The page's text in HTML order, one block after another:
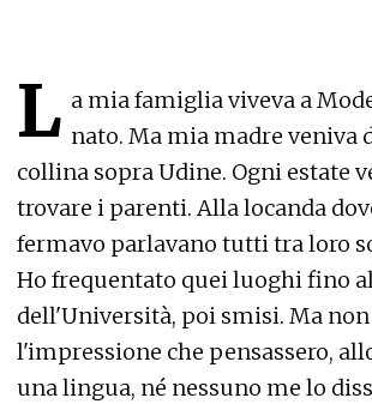
L a mia famiglia viveva a
nato. Ma mia madre veniva
collina sopra Udine. Ogni estate
trovare i parenti. Alla locanda
fermavo parlavano tutti tra loro
Ho frequentato quei luoghi fino
dell'Università, poi smisi. Ma
l'impressione che pensassero,
una lingua, né nessuno me lo